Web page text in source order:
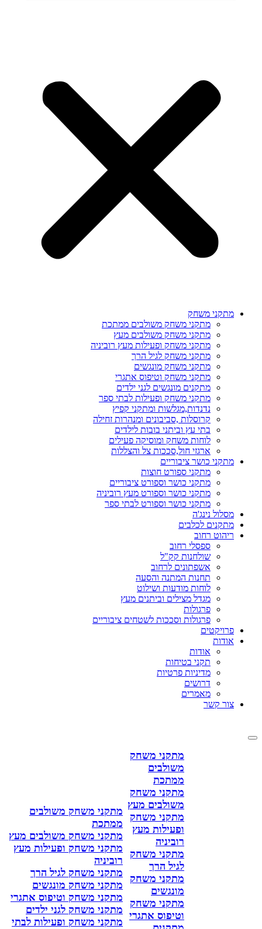
מתקני משחק
מתקני משחק משולבים ממתכת
מתקני משחק משולבים מעץ
מתקני משחק ופעילות מעץ רוביניה
מתקני משחק לגיל הרך
מתקני משחק מונגשים
מתקני משחק וטיפוס אתגרי
מתקנים מונגשים לגני ילדים
מתקני משחק ופעילות לבתי ספר
נדנדות,מגלשות ומתקני קפיץ
קרוסלות ,סביבונים ומנהרות זחילה
בתי עץ וביתני בובות לילדים
לוחות משחק ומוסיקה פעילים
ארגזי חול,סככות צל והצללות
מתקני כושר ציבוריים
מתקני ספורט חוצות
מתקני כושר וספורט ציבוריים
מתקני כושר וספורט מעץ רוביניה
מתקני כושר וספורט לבתי ספר
מסלול נינג'ה
מתקנים לכלבים
ריהוט רחוב
ספסלי רחוב
שולחנות קק"ל
אשפתונים לרחוב
תחנות המתנה והסעה
לוחות מודעות ושילוט
מגדל מצילים וביתנים מעץ
פרגולות
פרגולות וסככות לשטחים ציבוריים
פרויקטים
אודות
אודות
תקני בטיחות
מדיניות פרטיות
דרושים
מאמרים
צור קשר
מתקני משחק
משולבים
ממתכת
מתקני משחק
משולבים מעץ
מתקני משחק
ופעילות מעץ
רוביניה
מתקני משחק
לגיל הרך
מתקני משחק
מונגשים
מתקני משחק
וטיפוס אתגרי
מתקני משחק משולבים
ממתכת
מתקני משחק משולבים מעץ
מתקני משחק ופעילות מעץ
רוביניה
מתקני משחק לגיל הרך
מתקני משחק מונגשים
מתקני משחק וטיפוס אתגרי
מתקני משחק לגני ילדים
מתקני משחק ופעילות לבתי